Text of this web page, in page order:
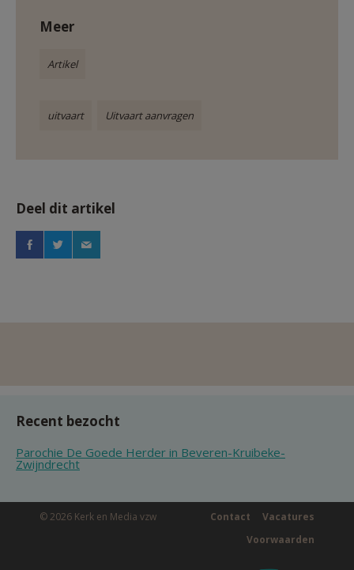
Meer
Artikel
uitvaart Uitvaart aanvragen
Deel dit artikel
Recent bezocht
Parochie De Goede Herder in Beveren-Kruibeke-
Zwijndrecht
© 2026 Kerk en Media vzw Vacatures
Contact
Voorwaarden